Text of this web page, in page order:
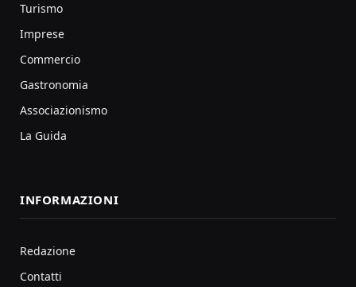
Turismo
Imprese
Commercio
Gastronomia
Associazionismo
La Guida
INFORMAZIONI
Redazione
Contatti